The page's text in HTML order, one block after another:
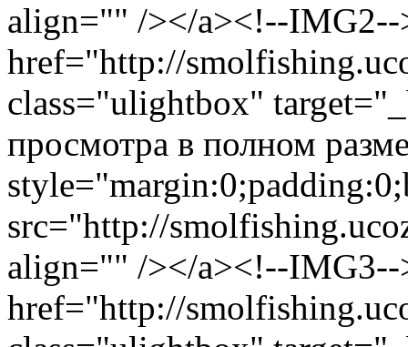
align="" /></a><!--
href="http://
class="ulightbox"
просмотра в полном
src="http://
align="" /></a><!--
href="http://